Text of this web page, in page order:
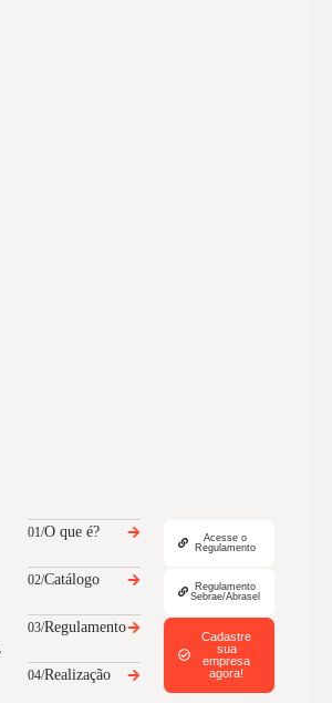
01/O que é?
02/Catálogo
03/Regulamento
04/Realização
Acesse o
Regulamento
Regulamento
Sebrae/Abrasel
Cadastre
sua
empresa
agora!